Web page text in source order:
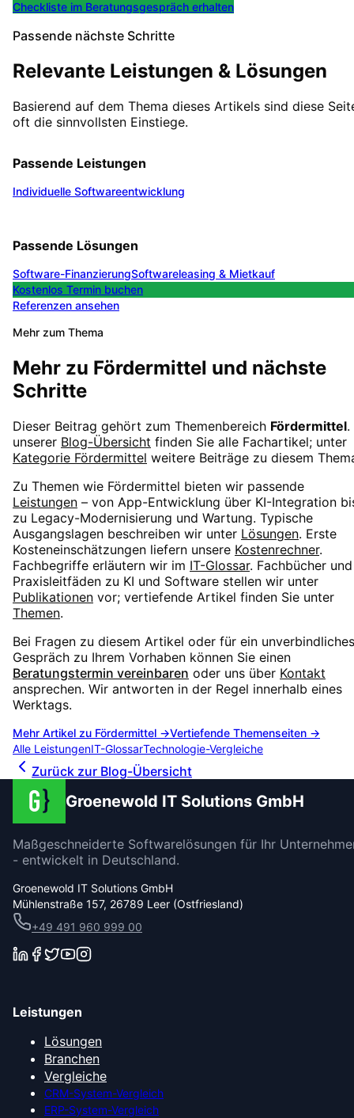
Checkliste im Beratungsgespräch erhalten
Passende nächste Schritte
Relevante Leistungen & Lösungen
Basierend auf dem Thema dieses Artikels sind diese
oft die sinnvollsten Einstiege.
Passende Leistungen
Individuelle Softwareentwicklung
Passende Lösungen
Software-FinanzierungSoftwareleasing & Mietkauf
Kostenlos Termin buchen
Referenzen ansehen
Mehr zum Thema
Mehr zu Fördermittel und nächste
Schritte
Dieser Beitrag gehört zum Themenbereich Fördermittel.
unserer Blog-Übersicht finden Sie alle Fachartikel; unter
Kategorie Fördermittel weitere Beiträge zu diesem
Zu Themen wie Fördermittel bieten wir passende
Leistungen – von App-Entwicklung über KI-Integration
zu Legacy-Modernisierung und Wartung. Typische
Ausgangslagen beschreiben wir unter Lösungen. Erste
Kosteneinschätzungen liefern unsere Kostenrechner.
Fachbegriffe erläutern wir im IT-Glossar. Fachbücher und
Praxisleitfäden zu KI und Software stellen wir unter
Publikationen vor; vertiefende Artikel finden Sie unter
Themen.
Bei Fragen zu diesem Artikel oder für ein unverbindliches
Gespräch zu Ihrem Vorhaben können Sie einen
Beratungstermin vereinbaren oder uns über Kontakt
ansprechen. Wir antworten in der Regel innerhalb eines
Werktags.
Mehr Artikel zu Fördermittel →Vertiefende Themenseiten →
Alle LeistungenIT-GlossarTechnologie-Vergleiche
Zurück zur Blog-Übersicht
Groenewold IT Solutions GmbH
Maßgeschneiderte Softwarelösungen für Ihr
- entwickelt in Deutschland.
Groenewold IT Solutions GmbH
Mühlenstraße 157, 26789 Leer (Ostfriesland)
+49 491 960 999 00
Leistungen
Lösungen
Branchen
Vergleiche
CRM-System-Vergleich
ERP-System-Vergleich